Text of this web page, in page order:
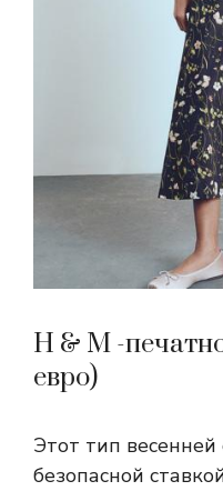
H & M -
евро)
Этот тип
безопасной